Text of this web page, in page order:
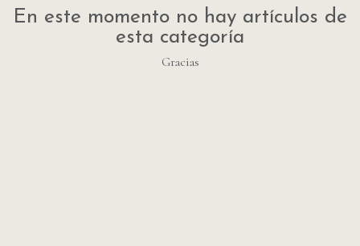
En este momento no hay artículos de
esta categoría
Gracias